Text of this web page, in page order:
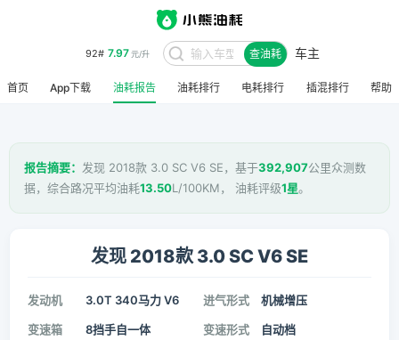
92# 7.97元/升 查油耗 车主
首页 App下载 油耗报告 油耗排行 电耗排行 插混排行 帮助
报告摘要： 发现 2018款 3.0 SC V6 SE，基于392,907公里众测数
据，综合路况平均油耗13.50L/100KM， 油耗评级1星。
发现 2018款 3.0 SC V6 SE
发动机 3.0T 340马力 V6 进气形式 机械增压
变速箱 8挡手自一体 变速形式 自动档